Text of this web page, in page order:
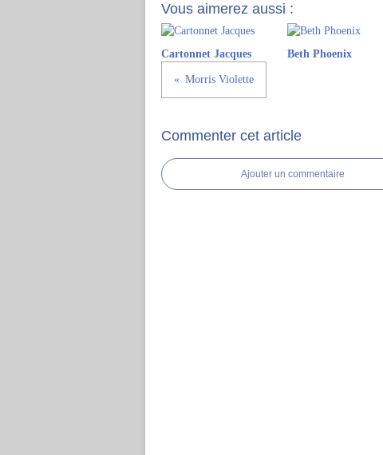
Vous aimerez aussi :
Cartonnet Jacques Beth Phoenix
Morris Violette
Commenter cet article
Ajouter un commentaire